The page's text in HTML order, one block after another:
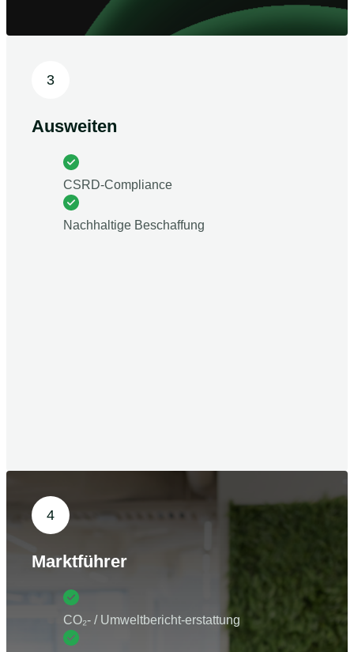
3
Ausweiten
CSRD-Compliance
Nachhaltige Beschaffung
4
Marktführer
CO₂- / Umweltbericht-erstattung